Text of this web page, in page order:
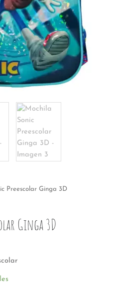
Preescolar Ginga 3D
Ginga 3D